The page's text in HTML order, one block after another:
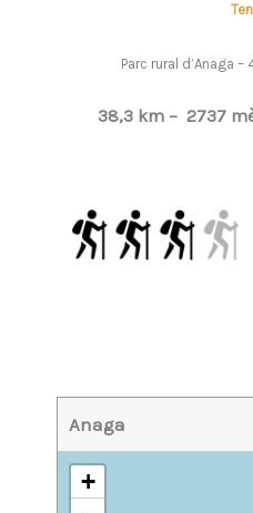
Parc rural d’Anaga
38,3 km – 2737
Anaga
+